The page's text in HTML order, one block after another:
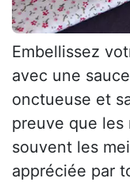
Embellissez
avec une
onctueuse et
preuve que
souvent les
appréciée par